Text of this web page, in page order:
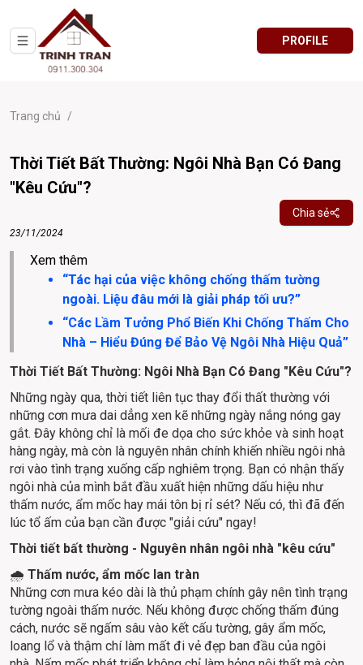
PROFILE
Trang chủ /
Thời Tiết Bất Thường: Ngôi Nhà Bạn Có Đang
"Kêu Cứu"?
Chia sẻ
23/11/2024
Xem thêm
“Tác hại của việc không chống thấm tường
ngoài. Liệu đâu mới là giải pháp tối ưu?”​
“Các Lầm Tưởng Phổ Biến Khi Chống Thấm Cho
Nhà – Hiểu Đúng Để Bảo Vệ Ngôi Nhà Hiệu Quả”
Thời Tiết Bất Thường: Ngôi Nhà Bạn Có Đang "Kêu Cứu"?
Những ngày qua, thời tiết liên tục thay đổi thất thường với
những cơn mưa dai dẳng xen kẽ những ngày nắng nóng gay
gắt. Đây không chỉ là mối đe dọa cho sức khỏe và sinh hoạt
hàng ngày, mà còn là nguyên nhân chính khiến nhiều ngôi nhà
rơi vào tình trạng xuống cấp nghiêm trọng. Bạn có nhận thấy
ngôi nhà của mình bắt đầu xuất hiện những dấu hiệu như
thấm nước, ẩm mốc hay mái tôn bị rỉ sét? Nếu có, thì đã đến
lúc tổ ấm của bạn cần được "giải cứu" ngay!
Thời tiết bất thường - Nguyên nhân ngôi nhà "kêu cứu"
🌧️ Thấm nước, ẩm mốc lan tràn
Những cơn mưa kéo dài là thủ phạm chính gây nên tình trạng
tường ngoài thấm nước. Nếu không được chống thấm đúng
cách, nước sẽ ngấm sâu vào kết cấu tường, gây ẩm mốc,
loang lổ và thậm chí làm mất đi vẻ đẹp ban đầu của ngôi